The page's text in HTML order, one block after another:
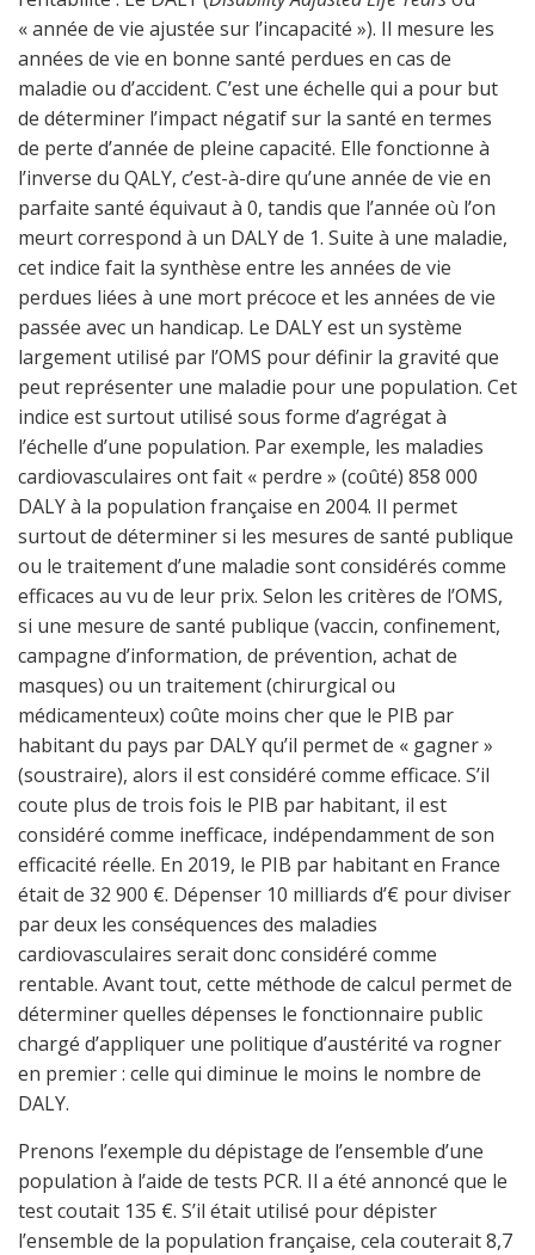
« année de vie ajustée sur l’incapacité »). Il mesure les
années de vie en bonne santé perdues en cas de
maladie ou d’accident. C’est une échelle qui a pour but
de déterminer l’impact négatif sur la santé en termes
de perte d’année de pleine capacité. Elle fonctionne à
l’inverse du QALY, c’est-à-dire qu’une année de vie en
parfaite santé équivaut à 0, tandis que l’année où l’on
meurt correspond à un DALY de 1. Suite à une maladie,
cet indice fait la synthèse entre les années de vie
perdues liées à une mort précoce et les années de vie
passée avec un handicap. Le DALY est un système
largement utilisé par l’OMS pour définir la gravité que
peut représenter une maladie pour une population. Cet
indice est surtout utilisé sous forme d’agrégat à
l’échelle d’une population. Par exemple, les maladies
cardiovasculaires ont fait « perdre » (coûté) 858 000
DALY à la population française en 2004. Il permet
surtout de déterminer si les mesures de santé publique
ou le traitement d’une maladie sont considérés comme
efficaces au vu de leur prix. Selon les critères de l’OMS,
si une mesure de santé publique (vaccin, confinement,
campagne d’information, de prévention, achat de
masques) ou un traitement (chirurgical ou
médicamenteux) coûte moins cher que le PIB par
habitant du pays par DALY qu’il permet de « gagner »
(soustraire), alors il est considéré comme efficace. S’il
coute plus de trois fois le PIB par habitant, il est
considéré comme inefficace, indépendamment de son
efficacité réelle. En 2019, le PIB par habitant en France
était de 32 900 €. Dépenser 10 milliards d’€ pour diviser
par deux les conséquences des maladies
cardiovasculaires serait donc considéré comme
rentable. Avant tout, cette méthode de calcul permet de
déterminer quelles dépenses le fonctionnaire public
chargé d’appliquer une politique d’austérité va rogner
en premier : celle qui diminue le moins le nombre de
DALY.
Prenons l’exemple du dépistage de l’ensemble d’une
population à l’aide de tests PCR. Il a été annoncé que le
test coutait 135 €. S’il était utilisé pour dépister
l’ensemble de la population française, cela couterait 8,7